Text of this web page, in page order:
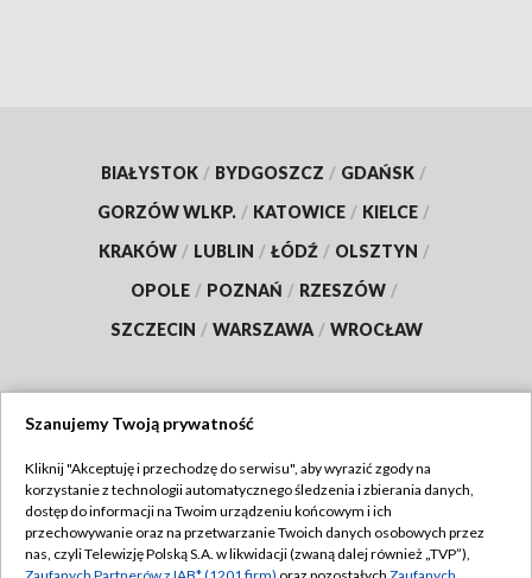
BIAŁYSTOK / BYDGOSZCZ / GDAŃSK /
GORZÓW WLKP. / KATOWICE / KIELCE /
KRAKÓW / LUBLIN / ŁÓDŹ / OLSZTYN /
OPOLE / POZNAŃ / RZESZÓW /
SZCZECIN / WARSZAWA / WROCŁAW
TVP
Abonament TVP
Emisja w TVP
Regulamin TVP
Szanujemy Twoją prywatność
Kliknij "Akceptuję i przechodzę do serwisu", aby wyrazić zgody na
korzystanie z technologii automatycznego śledzenia i zbierania danych,
dostęp do informacji na Twoim urządzeniu końcowym i ich
przechowywanie oraz na przetwarzanie Twoich danych osobowych przez
nas, czyli Telewizję Polską S.A. w likwidacji (zwaną dalej również „TVP”),